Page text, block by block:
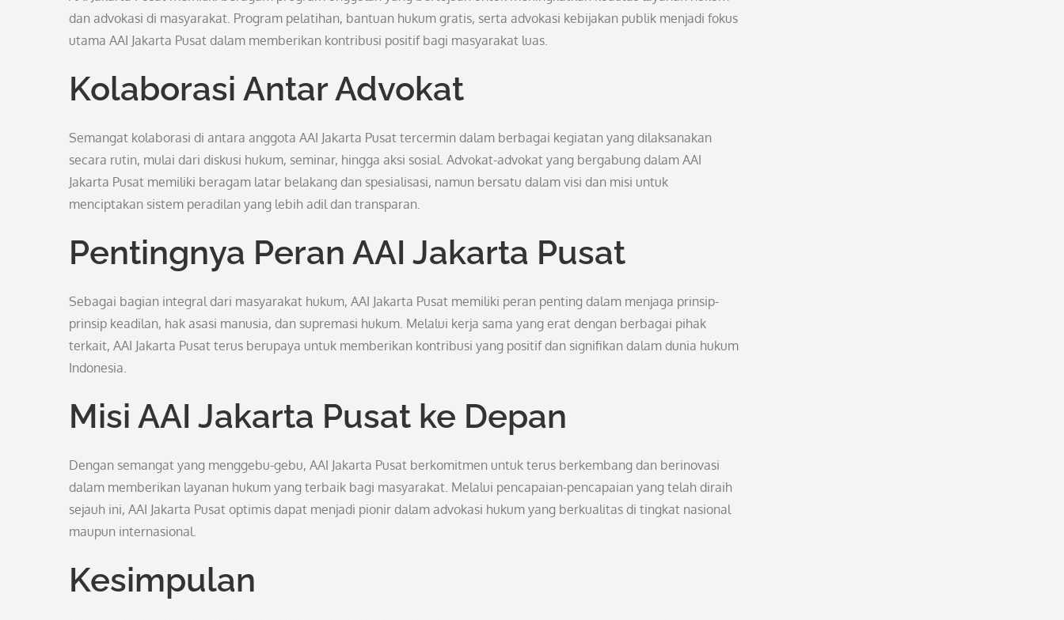
dan advokasi di masyarakat. Program pelatihan, bantuan hukum gratis, serta advokasi kebijakan publik menjadi fokus
utama AAI Jakarta Pusat dalam memberikan kontribusi positif bagi masyarakat luas.
Kolaborasi Antar Advokat
Semangat kolaborasi di antara anggota AAI Jakarta Pusat tercermin dalam berbagai kegiatan yang dilaksanakan
secara rutin, mulai dari diskusi hukum, seminar, hingga aksi sosial. Advokat-advokat yang bergabung dalam AAI
Jakarta Pusat memiliki beragam latar belakang dan spesialisasi, namun bersatu dalam visi dan misi untuk
menciptakan sistem peradilan yang lebih adil dan transparan.
Pentingnya Peran AAI Jakarta Pusat
Sebagai bagian integral dari masyarakat hukum, AAI Jakarta Pusat memiliki peran penting dalam menjaga prinsip-
prinsip keadilan, hak asasi manusia, dan supremasi hukum. Melalui kerja sama yang erat dengan berbagai pihak
terkait, AAI Jakarta Pusat terus berupaya untuk memberikan kontribusi yang positif dan signifikan dalam dunia hukum
Indonesia.
Misi AAI Jakarta Pusat ke Depan
Dengan semangat yang menggebu-gebu, AAI Jakarta Pusat berkomitmen untuk terus berkembang dan berinovasi
dalam memberikan layanan hukum yang terbaik bagi masyarakat. Melalui pencapaian-pencapaian yang telah diraih
sejauh ini, AAI Jakarta Pusat optimis dapat menjadi pionir dalam advokasi hukum yang berkualitas di tingkat nasional
maupun internasional.
Kesimpulan